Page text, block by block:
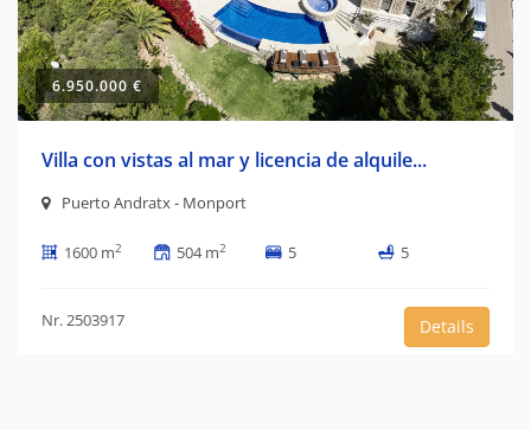
6.950.000 €
Villa con vistas al mar y licencia de alquile...
Puerto Andratx - Monport
1600 m2 504 m2 5 5
Nr. 2503917 Details